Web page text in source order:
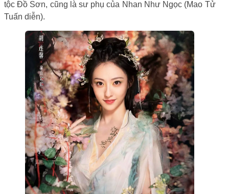
tộc Đồ Sơn, cũng là sư phụ của Nhan Như Ngọc (Mao Tử
Tuấn diễn).